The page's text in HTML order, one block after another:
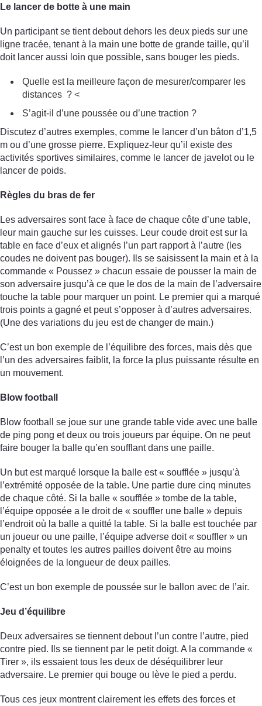
Le lancer de botte à une main
Un participant se tient debout dehors les deux pieds sur une
ligne tracée, tenant à la main une botte de grande taille, qu’il
doit lancer aussi loin que possible, sans bouger les pieds.
Quelle est la meilleure façon de mesurer/comparer les
distances ? <
S’agit-il d’une poussée ou d’une traction ?
Discutez d’autres exemples, comme le lancer d’un bâton d’1,5
m ou d’une grosse pierre. Expliquez-leur qu’il existe des
activités sportives similaires, comme le lancer de javelot ou le
lancer de poids.
Règles du bras de fer
Les adversaires sont face à face de chaque côte d’une table,
leur main gauche sur les cuisses. Leur coude droit est sur la
table en face d’eux et alignés l’un part rapport à l’autre (les
coudes ne doivent pas bouger). Ils se saisissent la main et à la
commande « Poussez » chacun essaie de pousser la main de
son adversaire jusqu’à ce que le dos de la main de l’adversaire
touche la table pour marquer un point. Le premier qui a marqué
trois points a gagné et peut s’opposer à d’autres adversaires.
(Une des variations du jeu est de changer de main.)
C’est un bon exemple de l’équilibre des forces, mais dès que
l’un des adversaires faiblit, la force la plus puissante résulte en
un mouvement.
Blow football
Blow football se joue sur une grande table vide avec une balle
de ping pong et deux ou trois joueurs par équipe. On ne peut
faire bouger la balle qu’en soufflant dans une paille.
Un but est marqué lorsque la balle est « soufflée » jusqu’à
l’extrémité opposée de la table. Une partie dure cinq minutes
de chaque côté. Si la balle « soufflée » tombe de la table,
l’équipe opposée a le droit de « souffler une balle » depuis
l’endroit où la balle a quitté la table. Si la balle est touchée par
un joueur ou une paille, l’équipe adverse doit « souffler » un
penalty et toutes les autres pailles doivent être au moins
éloignées de la longueur de deux pailles.
C’est un bon exemple de poussée sur le ballon avec de l’air.
Jeu d’équilibre
Deux adversaires se tiennent debout l’un contre l’autre, pied
contre pied. Ils se tiennent par le petit doigt. A la commande «
Tirer », ils essaient tous les deux de déséquilibrer leur
adversaire. Le premier qui bouge ou lève le pied a perdu.
Tous ces jeux montrent clairement les effets des forces et